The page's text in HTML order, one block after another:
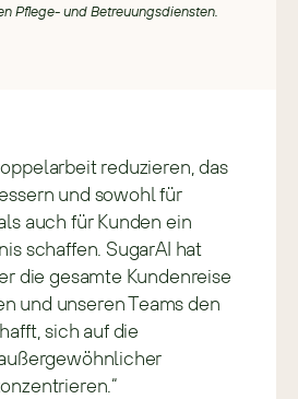
Pflege- und Betreuungsdiensten.
reduzieren, das
und sowohl für
auch für Kunden ein
schaffen. SugarAI hat
die gesamte Kundenreise
und unseren Teams den
sich auf die